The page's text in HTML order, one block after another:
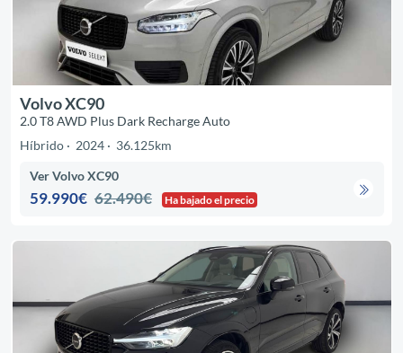
Volvo XC90
2.0 T8 AWD Plus Dark Recharge Auto
Híbrido
2024 36.125km
Ver Volvo XC90
59.990€ 62.490€ Ha bajado el precio